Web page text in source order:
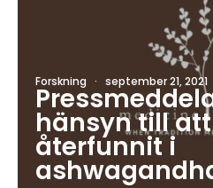
Forskning · september 21, 2021
hänsyn till att
återfunnit i